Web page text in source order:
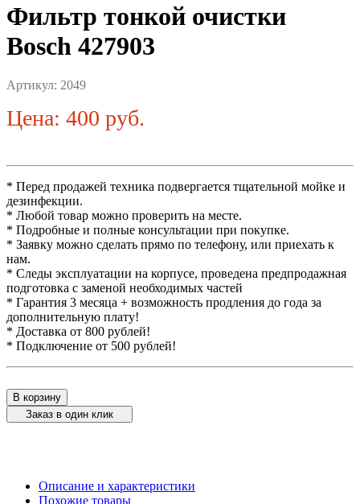
Фильтр тонкой очистки
Bosch 427903
Артикул: 2049
Цена: 400 руб.
* Перед продажей техника подвергается тщательной мойке и
дезинфекции.
* Любой товар можно проверить на месте.
* Подробные и полные консультации при покупке.
* Заявку можно сделать прямо по телефону, или приехать к
нам.
* Следы эксплуатации на корпусе, проведена предпродажная
подготовка с заменой необходимых частей
* Гарантия 3 месяца + возможность продления до года за
дополнительную плату!
* Доставка от 800 рублей!
* Подключение от 500 рублей!
В корзину
Заказ в один клик
Описание и характеристики
Похожие товары